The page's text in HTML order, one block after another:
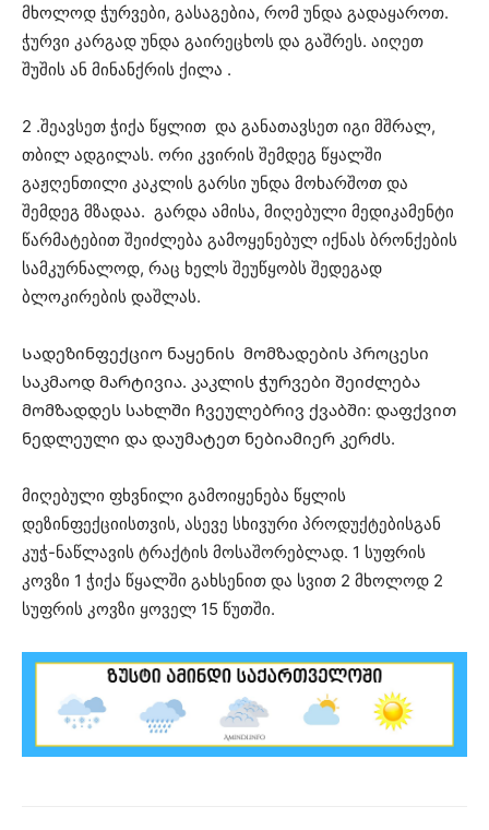
მხოლოდ ჭურვები, გასაგებია, რომ უნდა გადაყაროთ.
ჭურვი კარგად უნდა გაირეცხოს და გაშრეს. აიღეთ
შუშის ან მინანქრის ქილა .
2 .შეავსეთ ჭიქა წყლით და განათავსეთ იგი მშრალ,
თბილ ადგილას. ორი კვირის შემდეგ წყალში
გაჟღენთილი კაკლის გარსი უნდა მოხარშოთ და
შემდეგ მზადაა. გარდა ამისა, მიღებული მედიკამენტი
წარმატებით შეიძლება გამოყენებულ იქნას ბრონქების
სამკურნალოდ, რაც ხელს შეუწყობს შედეგად
ბლოკირების დაშლას.
Სადეზინფექციო ნაყენის მომზადების პროცესი
საკმაოდ მარტივია. კაკლის ჭურვები შეიძლება
მომზადდეს სახლში ჩვეულებრივ ქვაბში: დაფქვით
ნედლეული და დაუმატეთ ნებიამიერ კერძს.
მიღებული ფხვნილი გამოიყენება წყლის
დეზინფექციისთვის, ასევე სხივური პროდუქტებისგან
კუჭ-ნაწლავის ტრაქტის მოსაშორებლად. 1 სუფრის
კოვზი 1 ჭიქა წყალში გახსენით და სვით 2 მხოლოდ 2
სუფრის კოვზი ყოველ 15 წუთში.